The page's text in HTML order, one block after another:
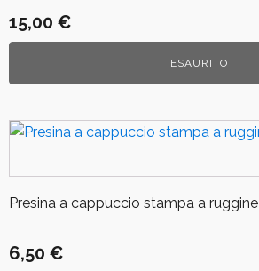
15,00 €
ESAURITO
Presina a cappuccio stampa a ruggine
6,50 €